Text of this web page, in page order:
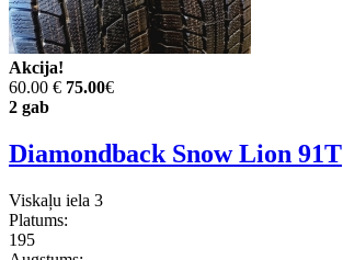
Akcija!
60.00 € 75.00€
2 gab
Diamondback Snow Lion 91T
Viskaļu iela 3
Platums:
195